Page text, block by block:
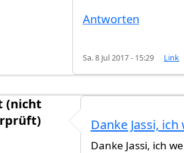
Antworten
Sa. 8 Jul 2017 - 15:29 Link
(nicht
Ich habe im April 2016von
Danke Jassi,
Danke Jassi, ich